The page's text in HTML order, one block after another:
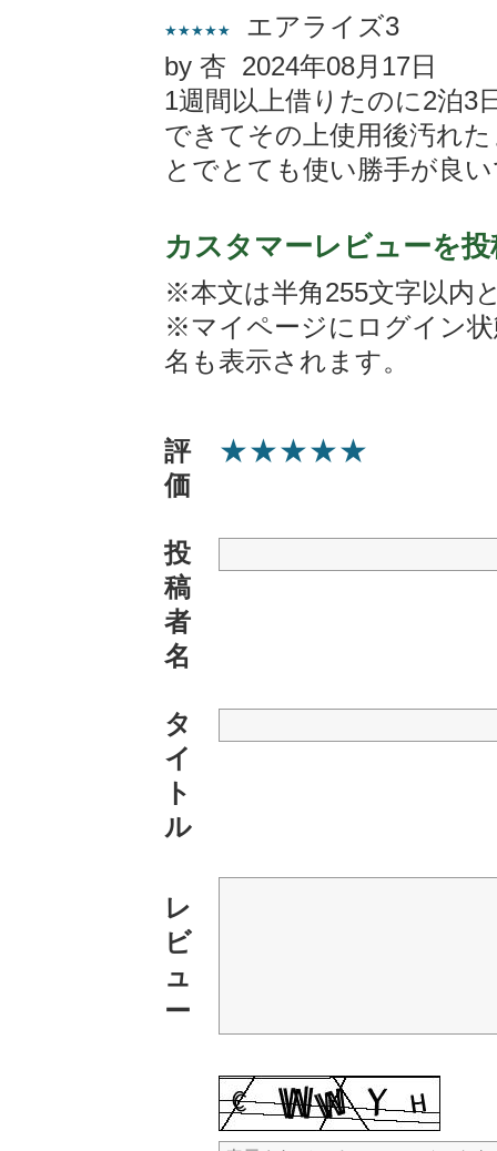
★★★★★
エアライズ3
by 杏 2024年08月17日
1週間以上借りたのに2泊3
できてその上使用後汚れ
とでとても使い勝手が良
カスタマーレビューを
※本文は半角255文字以内
※マイページにログイン
名も表示されます。
評
価
★★★★★
投
稿
者
名
タ
イ
ト
ル
レ
ビ
ュ
ー